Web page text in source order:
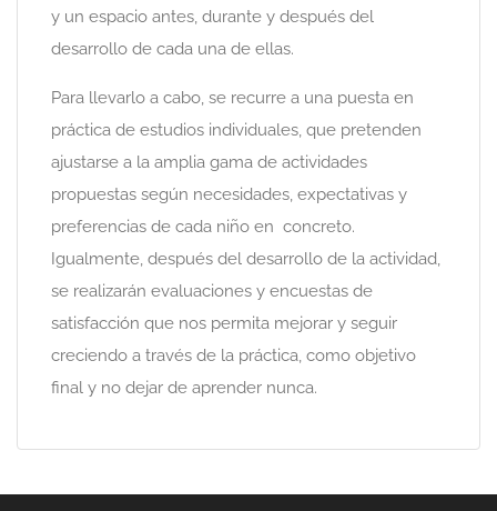
y un espacio antes, durante y después del
desarrollo de cada una de ellas.
Para llevarlo a cabo, se recurre a una puesta en
práctica de estudios individuales, que pretenden
ajustarse a la amplia gama de actividades
propuestas según necesidades, expectativas y
preferencias de cada niño en concreto.
Igualmente, después del desarrollo de la actividad,
se realizarán evaluaciones y encuestas de
satisfacción que nos permita mejorar y seguir
creciendo a través de la práctica, como objetivo
final y no dejar de aprender nunca.